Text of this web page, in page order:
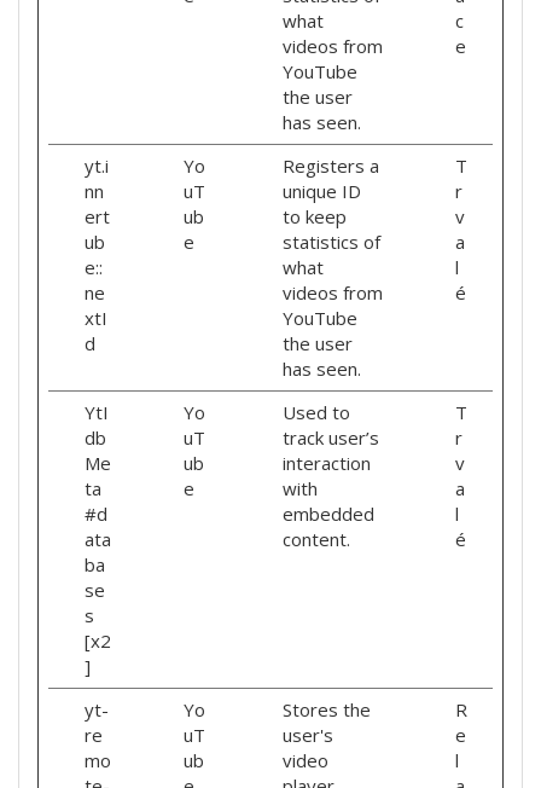
what
videos from
YouTube
the user
has seen.
c
e
yt.i
nn
ert
ub
e::
ne
xtI
d
Yo
uT
ub
e
Registers a
unique ID
to keep
statistics of
what
videos from
YouTube
the user
has seen.
T
r
v
a
l
é
YtI
db
Me
ta
#d
ata
ba
se
s
[x2
]
Yo
uT
ub
e
Used to
track user’s
interaction
with
embedded
content.
T
r
v
a
l
é
yt-
re
mo
Yo
uT
ub
Stores the
user's
video
R
e
l